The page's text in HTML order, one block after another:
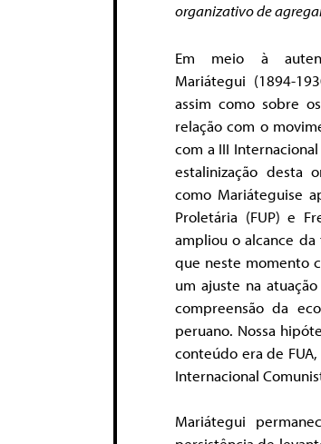
organizativo de
Em meio à
Mariátegui (1894-
assim como sobre
relação com o
com a III
estalinização desta
como Mariáteguise
Proletária (FUP) e
ampliou o alcance
que neste momento
um ajuste na
compreensão da
peruano. Nossa
conteúdo era de
Internacional
Mariátegui